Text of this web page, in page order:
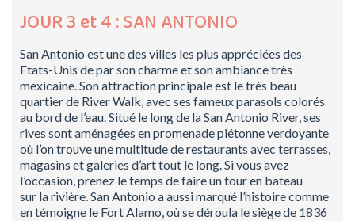
JOUR 3 et 4 : SAN ANTONIO
San Antonio est une des villes les plus appréciées des
Etats-Unis de par son charme et son ambiance très
mexicaine. Son attraction principale est le très beau
quartier de River Walk, avec ses fameux parasols colorés
au bord de l’eau. Situé le long de la San Antonio River, ses
rives sont aménagées en promenade piétonne verdoyante
où l’on trouve une multitude de restaurants avec terrasses,
magasins et galeries d’art tout le long. Si vous avez
l’occasion, prenez le temps de faire un tour en bateau
sur la rivière. San Antonio a aussi marqué l’histoire comme
en témoigne le Fort Alamo, où se déroula le siège de 1836